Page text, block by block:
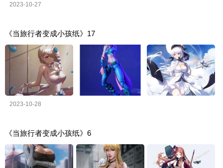
2023-10-27
《当旅行者变成小孩纸》17
2023-10-28
《当旅行者变成小孩纸》6